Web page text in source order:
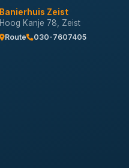
Banierhuis Zeist
Hoog Kanje 78, Zeist
Route 030-7607405